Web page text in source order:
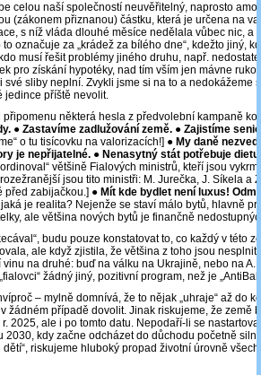
celou naší společností neuvěřitelný, naprosto
(zákonem přiznanou) částku, která je určena na
s níž vláda dlouhé měsíce nedělala vůbec nic, a
označuje za „krádež za bílého dne“, kdežto jiný,
musí řešit problémy jiného druhu, např.
pro získání hypotéky, nad tím vším jen mávne
své sliby neplní. Zvykli jsme si na to a nedokážeme
jedince příště nevolit.
některá hesla z předvolební kampaně
● Zastavíme zadlužování země. ● Zajistíme
o tu tisícovku na valorizacích!] ● My daně
je nepřijatelné. ● Nenasytný stát potřebuje
většině Fialových ministrů, kteří jsou
jsou tito ministři: M. Jurečka, J. Síkela a
před zabijačkou.] ● Mít kde bydlet není luxus!
jaká je realita? Nejenže se staví málo bytů, hlavně
ale většina nových bytů je finančně
budu pouze konstatovat to, co každý v této
ale když zjistila, že většina z toho jsou
na druhé: buď na válku na Ukrajině, nebo na A.
žádný jiný, pozitivní program, než je
– mylně domnívá, že to nějak „uhraje“ až do
žádném případě dovolit. Jinak riskujeme, že země
2025, ale i po tomto datu. Nepodaří-li se
2030, kdy začne odcházet do důchodu početně
riskujeme hluboký propad životní úrovně